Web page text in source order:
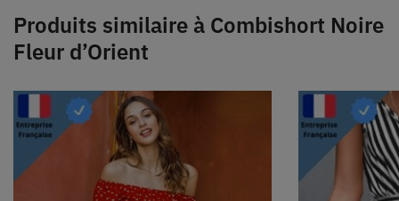
Produits similaire à Combishort Noire
Fleur d’Orient